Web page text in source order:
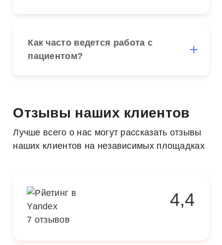
Как часто ведется работа с
пациентом?
Отзывы наших клиентов
Лучше всего о нас могут рассказать отзывы
наших клиентов на независимых площадках
7 отзывов
4,4